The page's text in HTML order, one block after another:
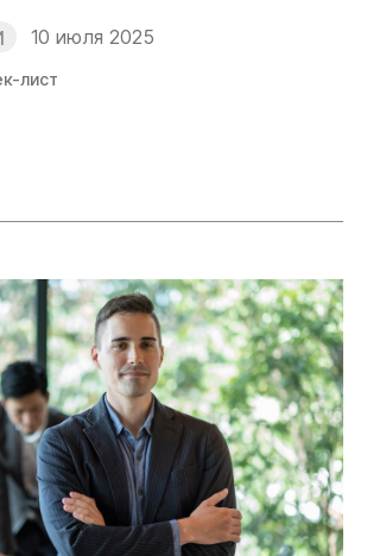
10 июля 2025
лист